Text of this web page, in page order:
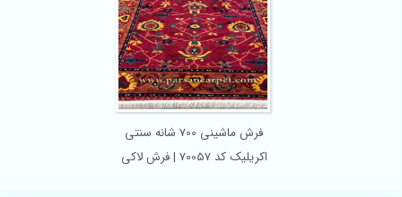
فرش ماشینی 700 شانه سنتی
اکریلیک کد 70057 | فرش لاکی